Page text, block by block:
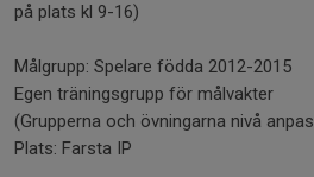
på plats kl 9-16)
Målgrupp: Spelare födda 2012-2015
Egen träningsgrupp för målvakter
(Grupperna och övningarna nivå
Plats: Farsta IP